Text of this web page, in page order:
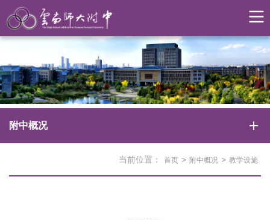
附中概况
当前位置： 首页 > 附中概况 > 教学设施